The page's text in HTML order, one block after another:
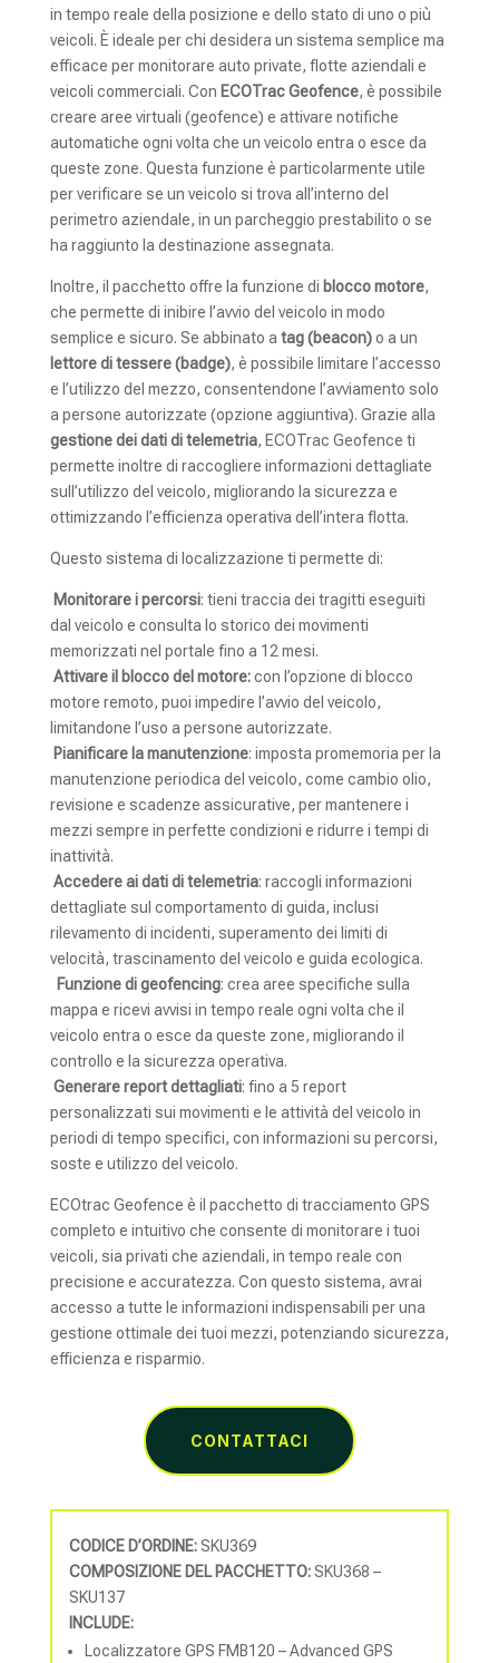
in tempo reale della posizione e dello stato di uno o più
veicoli. È ideale per chi desidera un sistema semplice ma
efficace per monitorare auto private, flotte aziendali e
veicoli commerciali. Con ECOTrac Geofence, è possibile
creare aree virtuali (geofence) e attivare notifiche
automatiche ogni volta che un veicolo entra o esce da
queste zone. Questa funzione è particolarmente utile
per verificare se un veicolo si trova all’interno del
perimetro aziendale, in un parcheggio prestabilito o se
ha raggiunto la destinazione assegnata.
Inoltre, il pacchetto offre la funzione di blocco motore,
che permette di inibire l’avvio del veicolo in modo
semplice e sicuro. Se abbinato a tag (beacon)o a un
lettore di tessere (badge), è possibile limitare l’accesso
e l’utilizzo del mezzo, consentendone l’avviamento solo
a persone autorizzate (opzione aggiuntiva). Grazie alla
gestione dei dati di telemetria, ECOTrac Geofence ti
permette inoltre di raccogliere informazioni dettagliate
sull’utilizzo del veicolo, migliorando la sicurezza e
ottimizzando l’efficienza operativa dell’intera flotta.
Questo sistema di localizzazione ti permette di:
Monitorare i percorsi: tieni traccia dei tragitti eseguiti
dal veicolo e consulta lo storico dei movimenti
memorizzati nel portale fino a 12 mesi.
Attivare il blocco del motore:con l’opzione di blocco
motore remoto, puoi impedire l’avvio del veicolo,
limitandone l’uso a persone autorizzate.
Pianificare la manutenzione: imposta promemoria per la
manutenzione periodica del veicolo, come cambio olio,
revisione e scadenze assicurative, per mantenere i
mezzi sempre in perfette condizioni e ridurre i tempi di
inattività.
Accedere ai dati di telemetria: raccogli informazioni
dettagliate sul comportamento di guida, inclusi
rilevamento di incidenti, superamento dei limiti di
velocità, trascinamento del veicolo e guida ecologica.
Funzione di geofencing: crea aree specifiche sulla
mappa e ricevi avvisi in tempo reale ogni volta che il
veicolo entra o esce da queste zone, migliorando il
controllo e la sicurezza operativa.
Generare report dettagliati: fino a 5 report
personalizzati sui movimenti e le attività del veicolo in
periodi di tempo specifici, con informazioni su percorsi,
soste e utilizzo del veicolo.
ECOtrac Geofence è il pacchetto di tracciamento GPS
completo e intuitivo che consente di monitorare i tuoi
veicoli, sia privati che aziendali, in tempo reale con
precisione e accuratezza. Con questo sistema, avrai
accesso a tutte le informazioni indispensabili per una
gestione ottimale dei tuoi mezzi, potenziando sicurezza,
efficienza e risparmio.
CONTATTACI
CODICE D’ORDINE:SKU369
COMPOSIZIONE DEL PACCHETTO:SKU368 –
SKU137
INCLUDE:
Localizzatore GPS FMB120 – Advanced GPS